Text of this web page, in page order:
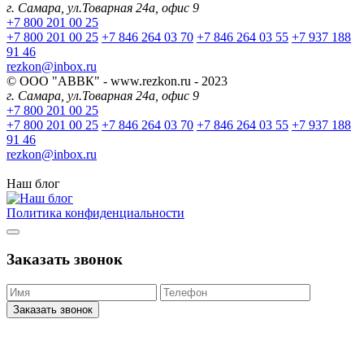
г. Самара, ул.Товарная 24а, офис 9
+7 800 201 00 25
+7 800 201 00 25 +7 846 264 03 70 +7 846 264 03 55 +7 937 188
91 46
rezkon@inbox.ru
© ООО "АВВК" - www.rezkon.ru - 2023
г. Самара, ул.Товарная 24а, офис 9
+7 800 201 00 25
+7 800 201 00 25 +7 846 264 03 70 +7 846 264 03 55 +7 937 188
91 46
rezkon@inbox.ru
Наш блог
Политика конфиденциальности
Заказать звонок
Заказать звонок